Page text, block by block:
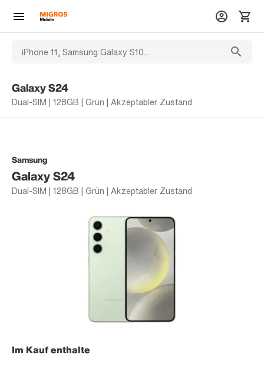
Galaxy S24
Dual-SIM | 128GB | Grün | Akzeptabler Zustand
Samsung
Galaxy S24
Dual-SIM | 128GB | Grün | Akzeptabler Zustand
Im Kauf enthalte